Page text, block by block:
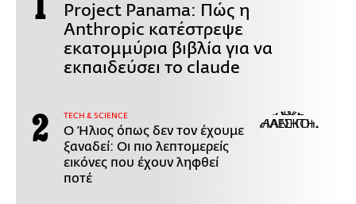
Project Panama: Πώς η
Anthropic κατέστρεψε
εκατομμύρια βιβλία για να
εκπαιδεύσει το claude
ΤECH & SCIENCE
Ο Ήλιος όπως δεν τον έχουμε
ξαναδεί: Οι πιο λεπτομερείς
εικόνες που έχουν ληφθεί
ποτέ